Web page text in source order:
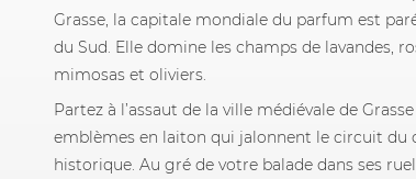
Grasse, la capitale mondiale du parfum est
du Sud. Elle domine les champs de lavandes,
mimosas et oliviers.
Partez à l’assaut de la ville médiévale de
emblèmes en laiton qui jalonnent le circuit du
historique. Au gré de votre balade dans ses